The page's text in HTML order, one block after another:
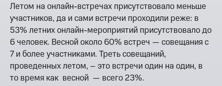
Летом на онлайн-встречах присутствовало меньше
участников, да и сами встречи проходили реже: в
53% летних онлайн-мероприятий присутствовало до
6 человек. Весной около 60% встреч — совещания с
7 и более участниками. Треть совещаний,
проведенных летом, – это встречи один на один, в
то время как весной — всего 23%.